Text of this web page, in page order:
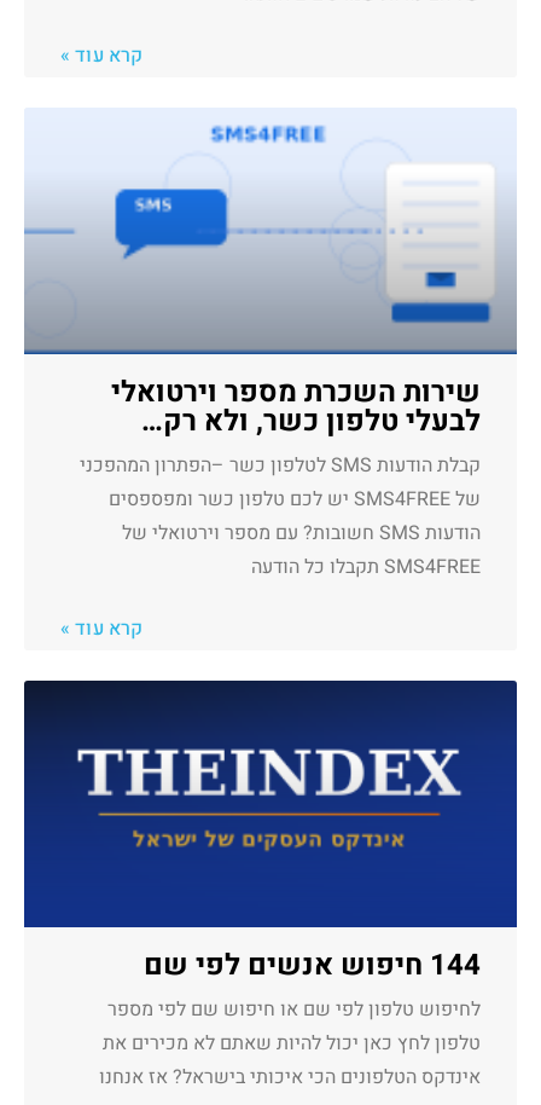
קרא עוד »
שירות השכרת מספר וירטואלי
לבעלי טלפון כשר, ולא רק…
קבלת הודעות SMS לטלפון כשר –הפתרון המהפכני
של SMS4FREE יש לכם טלפון כשר ומפספסים
הודעות SMS חשובות? עם מספר וירטואלי של
SMS4FREE תקבלו כל הודעה
קרא עוד »
144 חיפוש אנשים לפי שם
לחיפוש טלפון לפי שם או חיפוש שם לפי מספר
טלפון לחץ כאן יכול להיות שאתם לא מכירים את
אינדקס הטלפונים הכי איכותי בישראל? אז אנחנו